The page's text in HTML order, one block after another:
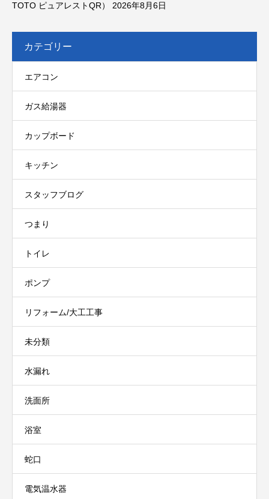
TOTO ピュアレストQR）
2026年8月6日
カテゴリー
エアコン
ガス給湯器
カップボード
キッチン
スタッフブログ
つまり
トイレ
ポンプ
リフォーム/大工工事
未分類
水漏れ
洗面所
浴室
蛇口
電気温水器